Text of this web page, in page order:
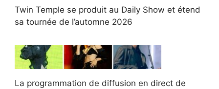
Twin Temple se produit au Daily Show et étend
sa tournée de l’automne 2026
La programmation de diffusion en direct de